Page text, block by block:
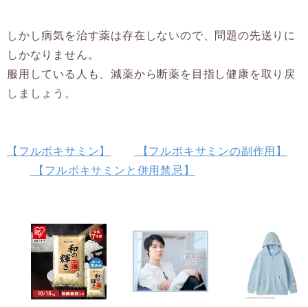
しかし病気を治す薬は存在しないので、問題の先送りに
しかなりません。
服用している人も、減薬から断薬を目指し健康を取り戻
しましょう。
【フルボキサミン】
【フルボキサミンの副作用】
【フルボキサミンと併用禁忌】